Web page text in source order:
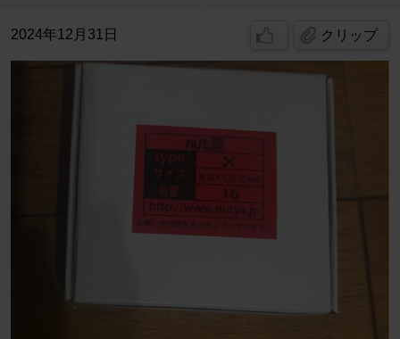
2024年12月31日 クリップ